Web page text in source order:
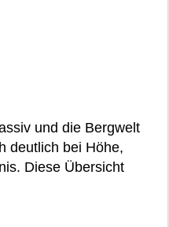
und die Bergwelt
deutlich bei Höhe,
Diese Übersicht